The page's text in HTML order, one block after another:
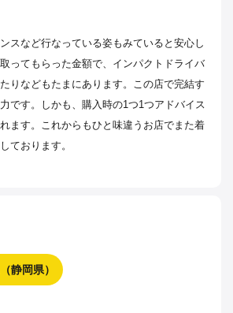
スなど行なっている姿もみていると安心し
ってもらった金額で、インパクトドライバ
りなどもたまにあります。この店で完結す
です。しかも、購入時の1つ1つアドバイス
ます。これからもひと味違うお店でまた着
ております。
静岡県）